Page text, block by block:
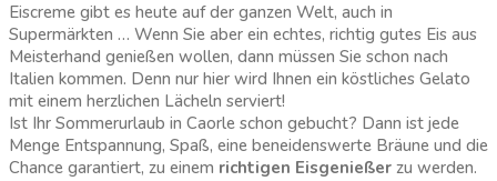
Eiscreme gibt es heute auf der ganzen Welt, auch in
Supermärkten … Wenn Sie aber ein echtes, richtig gutes Eis aus
Meisterhand genießen wollen, dann müssen Sie schon nach
Italien kommen. Denn nur hier wird Ihnen ein köstliches Gelato
mit einem herzlichen Lächeln serviert!
Ist Ihr Sommerurlaub in Caorle schon gebucht? Dann ist jede
Menge Entspannung, Spaß, eine beneidenswerte Bräune und die
Chance garantiert, zu einem richtigen Eisgenießer zu werden.